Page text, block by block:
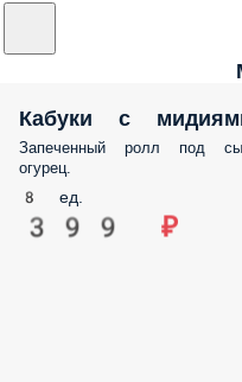
Кабуки с
Запеченный ролл под
огурец.
8 ед.
399 ₽